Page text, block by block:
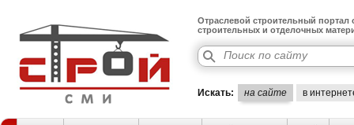
Отраслевой строительный портал
строительных и отделочных
Искать: на сайте в